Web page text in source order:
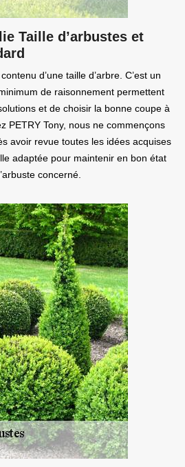
Taille d’arbustes et
d’une taille d’arbre. C’est un
de raisonnement permettent
et de choisir la bonne coupe à
PETRY Tony, nous ne commençons
avoir revue toutes les idées acquises
adaptée pour maintenir en bon état
concerné.